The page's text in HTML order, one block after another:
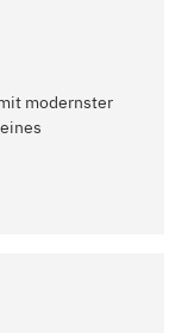
modernster